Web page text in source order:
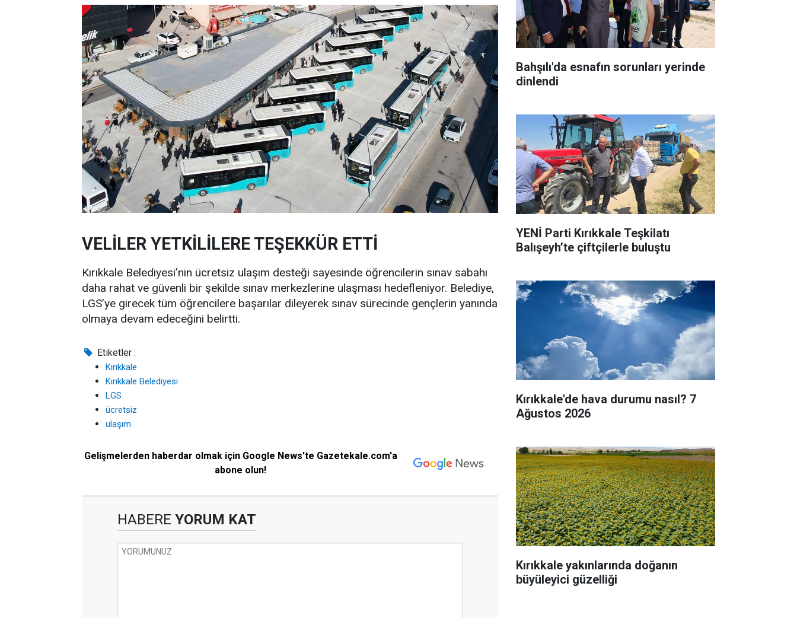
VELİLER YETKİLİLERE TEŞEKKÜR ETTİ
Kırıkkale Belediyesi’nin ücretsiz ulaşım desteği sayesinde öğrencilerin sınav sabahı
daha rahat ve güvenli bir şekilde sınav merkezlerine ulaşması hedefleniyor. Belediye,
LGS’ye girecek tüm öğrencilere başarılar dileyerek sınav sürecinde gençlerin yanında
olmaya devam edeceğini belirtti.
Etiketler :
Kırıkkale
Kırıkkale Belediyesi
LGS
ücretsiz
ulaşım
Gelişmelerden haberdar olmak için Google News'te Gazetekale.com'a
abone olun!
HABERE YORUM KAT
Bahşılı'da esnafın sorunları yerinde
dinlendi
YENİ Parti Kırıkkale Teşkilatı
Balışeyh’te çiftçilerle buluştu
Kırıkkale'de hava durumu nasıl? 7
Ağustos 2026
Kırıkkale yakınlarında doğanın
büyüleyici güzelliği